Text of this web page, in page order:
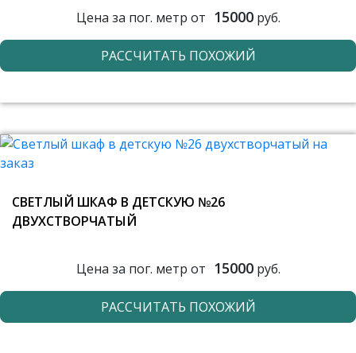
Цена за пог. метр от 15000руб.
РАССЧИТАТЬ ПОХОЖИЙ
СВЕТЛЫЙ ШКАФ В ДЕТСКУЮ №26
ДВУХСТВОРЧАТЫЙ
Цена за пог. метр от 15000руб.
РАССЧИТАТЬ ПОХОЖИЙ